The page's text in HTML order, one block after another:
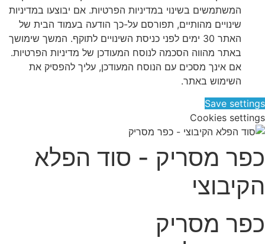
המשתמשים בשינוי במדיניות הפרטיות. אם יבוצעו במדיניות
שינויים מהותיים, תפורסם על-כך הודעה בעמוד הבית של
האתר 30 ימים לפני כניסת השינויים לתוקף. המשך שימושך
באתר מהווה הסכמה לנוסח המעודכן של מדיניות הפרטיות.
אם אינך מסכים עם הנוסח המעודכן, עליך להפסיק את
השימוש באתר.
Save settings
Cookies settings
כפר מסריק - סוד הפלא
הקיבוצי
כפר מסריק